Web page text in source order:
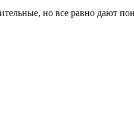
но все равно дают